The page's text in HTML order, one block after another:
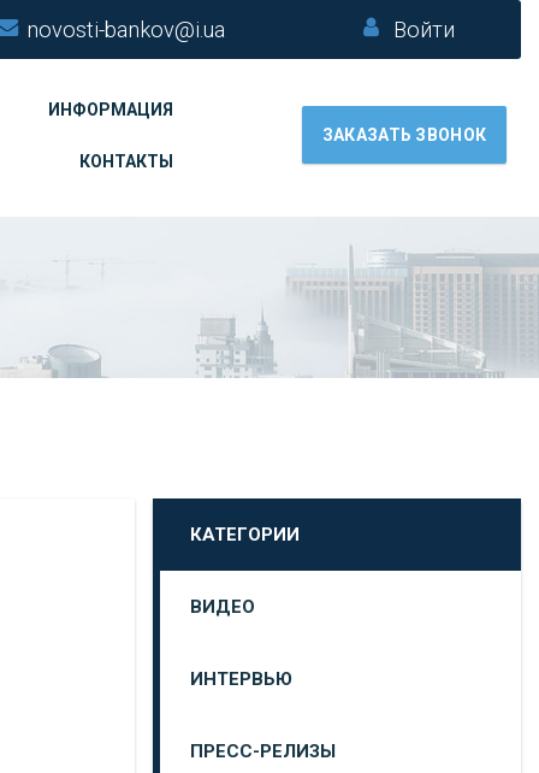
novosti-bankov@i.ua Войти
ИНФОРМАЦИЯ
КОНТАКТЫ
ЗАКАЗАТЬ ЗВОНОК
КАТЕГОРИИ
ВИДЕО
ИНТЕРВЬЮ
ПРЕСС-РЕЛИЗЫ